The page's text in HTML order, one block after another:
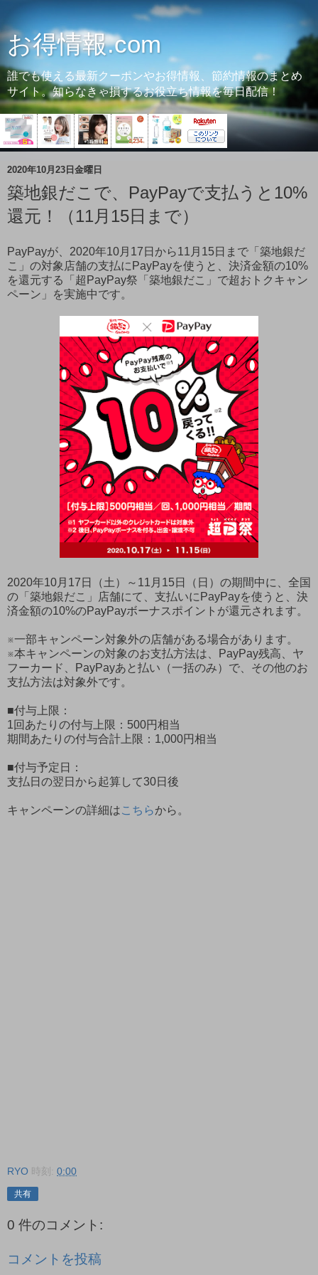
お得情報.com
誰でも使える最新クーポンやお得情報、節約情報のまとめ
サイト。知らなきゃ損するお役立ち情報を毎日配信！
2020年10月23日金曜日
築地銀だこで、PayPayで支払うと10%
還元！（11月15日まで）
PayPayが、2020年10月17日から11月15日まで「築地銀だ
こ」の対象店舗の支払にPayPayを使うと、決済金額の10%
を還元する「超PayPay祭「築地銀だこ」で超おトクキャン
ペーン」を実施中です。
2020年10月17日（土）～11月15日（日）の期間中に、全国
の「築地銀だこ」店舗にて、支払いにPayPayを使うと、決
済金額の10%のPayPayボーナスポイントが還元されます。
※一部キャンペーン対象外の店舗がある場合があります。
※本キャンペーンの対象のお支払方法は、PayPay残高、ヤ
フーカード、PayPayあと払い（一括のみ）で、その他のお
支払方法は対象外です。
■付与上限：
1回あたりの付与上限：500円相当
期間あたりの付与合計上限：1,000円相当
■付与予定日：
支払日の翌日から起算して30日後
キャンペーンの詳細はこちらから。
RYO 時刻: 0:00
共有
0 件のコメント:
コメントを投稿